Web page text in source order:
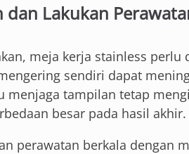
dan Lakukan
meja kerja stainless
sendiri dapat
menjaga tampilan tetap
besar pada hasil akhir.
perawatan berkala dengan